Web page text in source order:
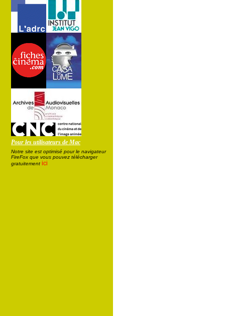
Pour les utilisateurs de Mac
Notre site est optimisé pour le navigateur
FireFox que vous pouvez télécharger
gratuitement ici